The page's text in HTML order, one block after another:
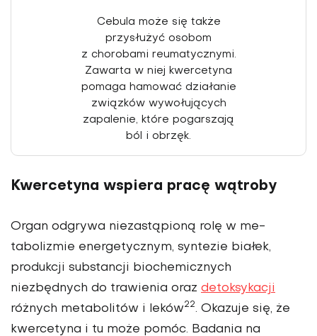
Cebula może się także
przysłużyć osobom
z chorobami reumatycznymi.
Zawarta w niej kwercetyna
pomaga hamować działanie
związków wywołujących
zapalenie, które pogarszają
ból i obrzęk.
Kwercetyna wspiera pracę wątroby
Organ odgrywa niezastąpioną rolę w me­
tabolizmie energetycznym, syntezie bia­łek,
produkcji substancji biochemicznych
niezbędnych do trawienia oraz detoksy­kacji
różnych metabolitów i leków22. Okazuje się, że
kwercetyna i tu może pomóc. Badania na